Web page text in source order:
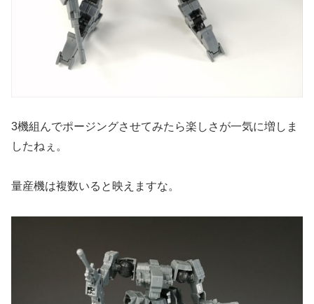
3機組んでポージングさせてみたら楽しさが一気に増しま
したねぇ。
量産機は複数いると映えますな。